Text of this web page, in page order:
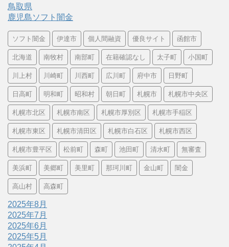
鳥取県
鹿児島ソフト闇金
ソフト闇金 伊達市 個人間融資 優良サイト 函館市
北海道 南牧村 南部町 在籍確認なし 太子町 小国町
川上村 川崎町 川西町 広川町 府中市 日野町
日高町 明和町 昭和村 朝日町 札幌市 札幌市中央区
札幌市北区 札幌市南区 札幌市厚別区 札幌市手稲区
札幌市東区 札幌市清田区 札幌市白石区 札幌市西区
札幌市豊平区 松前町 森町 池田町 清水町 無審査
美浜町 美郷町 美里町 那珂川町 金山町 闇金
高山村 高森町
2025年8月
2025年7月
2025年6月
2025年5月